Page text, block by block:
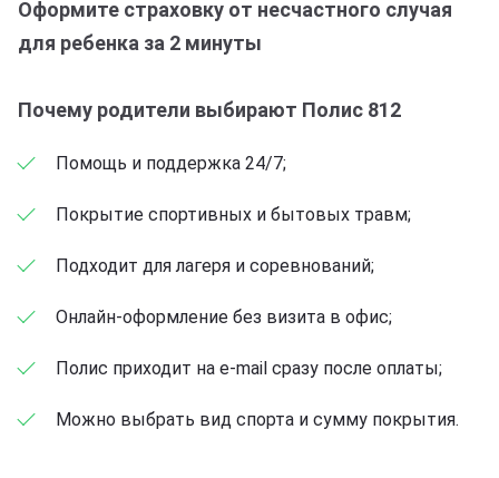
Оформите страховку от несчастного случая
для ребенка за 2 минуты
Почему родители выбирают Полис 812
Помощь и поддержка 24/7;
Покрытие спортивных и бытовых травм;
Подходит для лагеря и соревнований;
Онлайн-оформление без визита в офис;
Полис приходит на e-mail сразу после оплаты;
Можно выбрать вид спорта и сумму покрытия.